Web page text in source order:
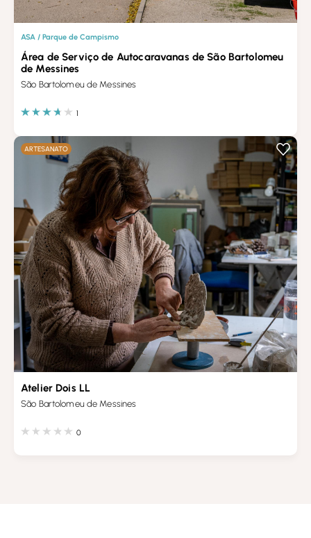
ASA / Parque de Campismo
Área de Serviço de Autocaravanas de São Bartolomeu
de Messines
São Bartolomeu de Messines
1
ARTESANATO
Atelier Dois LL
São Bartolomeu de Messines
0